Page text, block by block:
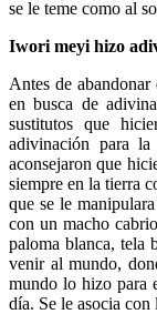
se le teme como al
Iwori meyi hizo
Antes de
en busca de
sustitutos que
adivinación para
aconsejaron que
siempre en la tierra
que se le
con un macho
paloma blanca, tela
venir al mundo,
mundo lo hizo para
día. Se le asocia con